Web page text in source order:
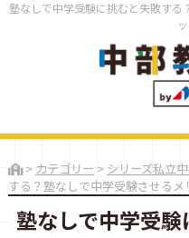
塾なしで中学受験に挑むと失敗する
> カテゴリー > シリーズ私立
する？塾なしで中学受験させる
塾なしで中学受